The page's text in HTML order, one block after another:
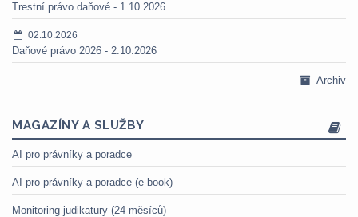
Trestní právo daňové - 1.10.2026
02.10.2026
Daňové právo 2026 - 2.10.2026
Archiv
MAGAZÍNY A SLUŽBY
AI pro právníky a poradce
AI pro právníky a poradce (e-book)
Monitoring judikatury (24 měsíců)